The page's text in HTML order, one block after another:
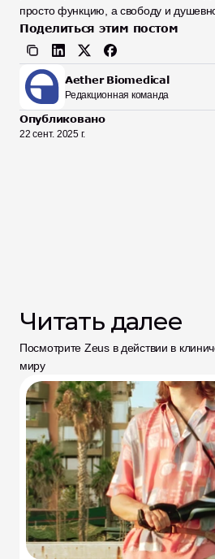
просто функцию, а свободу и
Поделиться этим постом
Aether Biomedical
Редакционная команда
Опубликовано
22 сент. 2025 г.
Читать далее
Посмотрите Zeus в действии в
миру